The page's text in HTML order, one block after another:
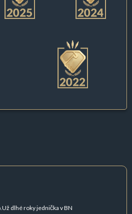
dlhé roky jednička v BN